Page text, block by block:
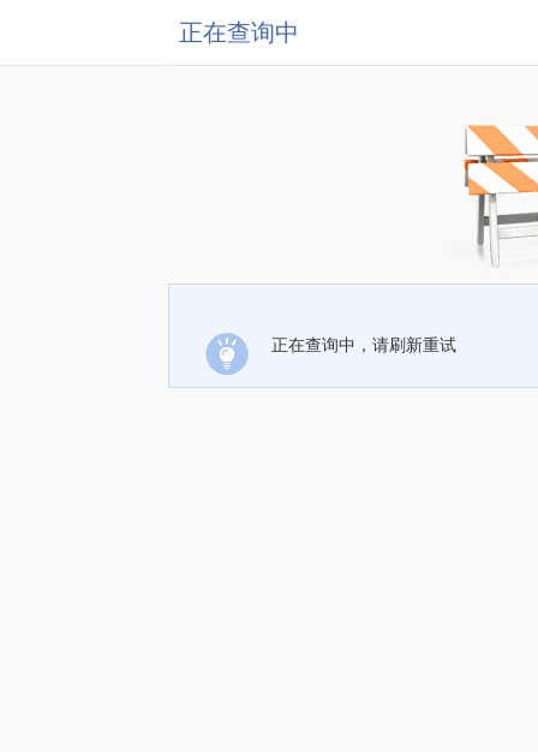
正在查询中
正在查询中，请刷新重试